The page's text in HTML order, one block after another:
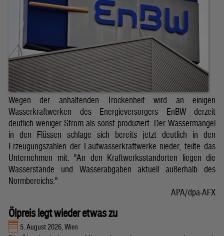
Wegen der anhaltenden Trockenheit wird an einigen
Wasserkraftwerken des Energieversorgers EnBW derzeit
deutlich weniger Strom als sonst produziert. Der Wassermangel
in den Flüssen schlage sich bereits jetzt deutlich in den
Erzeugungszahlen der Laufwasserkraftwerke nieder, teilte das
Unternehmen mit. "An den Kraftwerksstandorten liegen die
Wasserstände und Wasserabgaben aktuell außerhalb des
Normbereichs."
APA/dpa-AFX
Ölpreis legt wieder etwas zu
5. August 2026, Wien